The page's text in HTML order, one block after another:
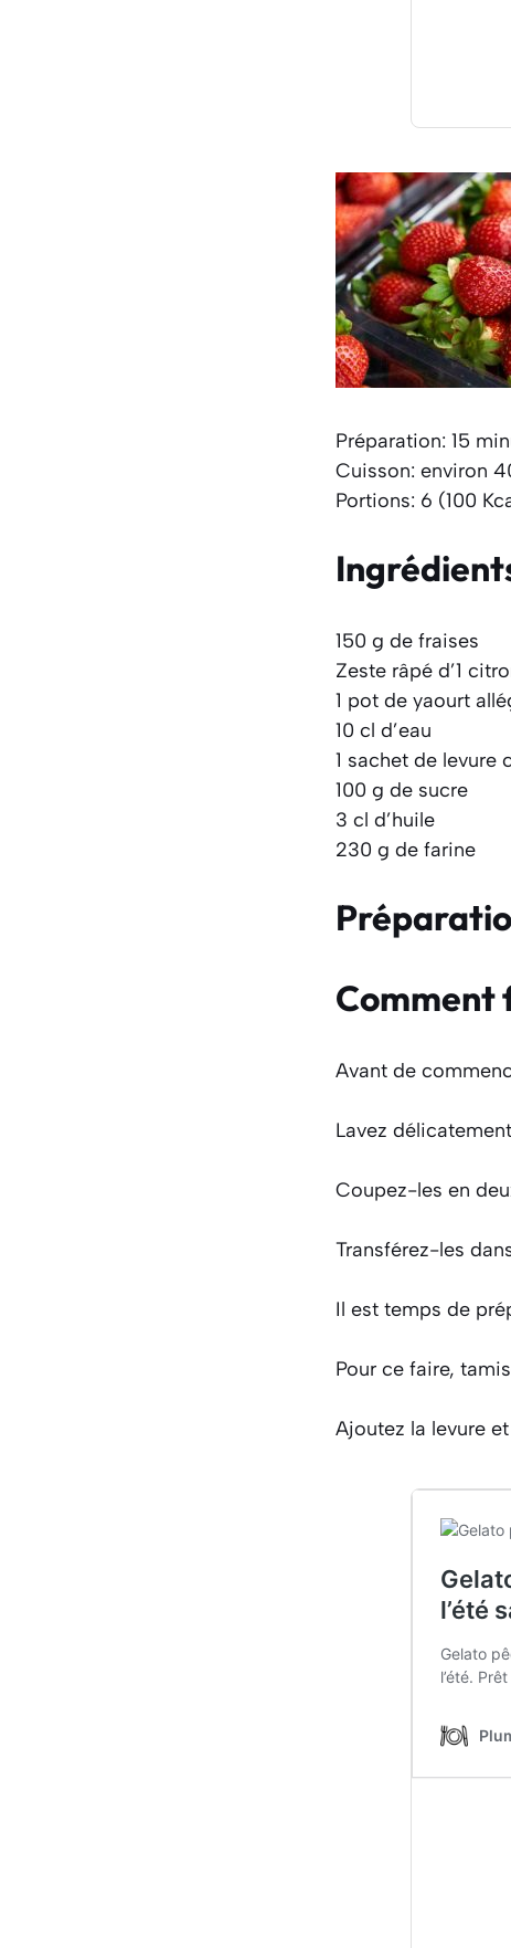
Préparation: 15
Cuisson: environ
Portions: 6 (100
150 g de fraises
Zeste râpé d’1
1 pot de yaourt
10 cl d’eau
1 sachet de levure
100 g de sucre
3 cl d’huile
230 g de farine
Comment
Avant de
Lavez
Coupez-les en
Transférez-les
Il est temps de
Pour ce faire,
Ajoutez la levure